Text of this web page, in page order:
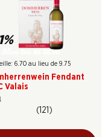
6.70 au lieu de 9.75
Fendant
Valais
(121)